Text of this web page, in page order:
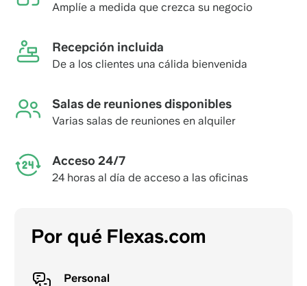
Amplíe a medida que crezca su negocio
Recepción incluida
De a los clientes una cálida bienvenida
Salas de reuniones disponibles
Varias salas de reuniones en alquiler
Acceso 24/7
24 horas al día de acceso a las oficinas
Por qué Flexas.com
Personal